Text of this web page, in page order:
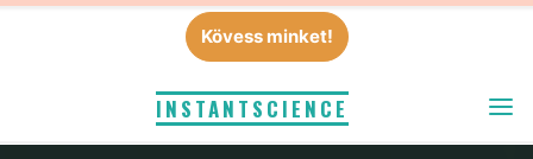
INSTANTSCIENCE
Kövess minket!